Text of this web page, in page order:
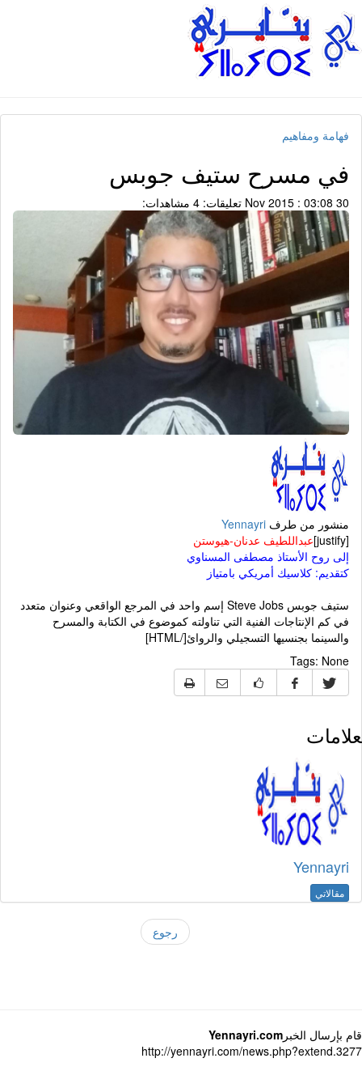
فهامة ومفاهيم
في مسرح ستيف جوبس
30 Nov 2015 : 03:08 تعليقات: 4 مشاهدات:
منشور من طرفYennayri
عبداللطيف عدنان-هيوستن
إلى روح الأستاذ مصطفى المسناوي
كتقديم: كلاسيك أمريكي بامتياز
ستيف جوبس Steve Jobs إسم واحد في المرجع الواقعي وعنوان متعدد
في كم الإنتاجات الفنية التي تناولته كموضوع في الكتابة والمسرح
والسينما بجنسيها التسجيلي والروائ[/HTML]
Tags:None
Yennayri
مقالاتي
رجوع
بإرسال الخبرYennayri.com
http://yennayri.com/